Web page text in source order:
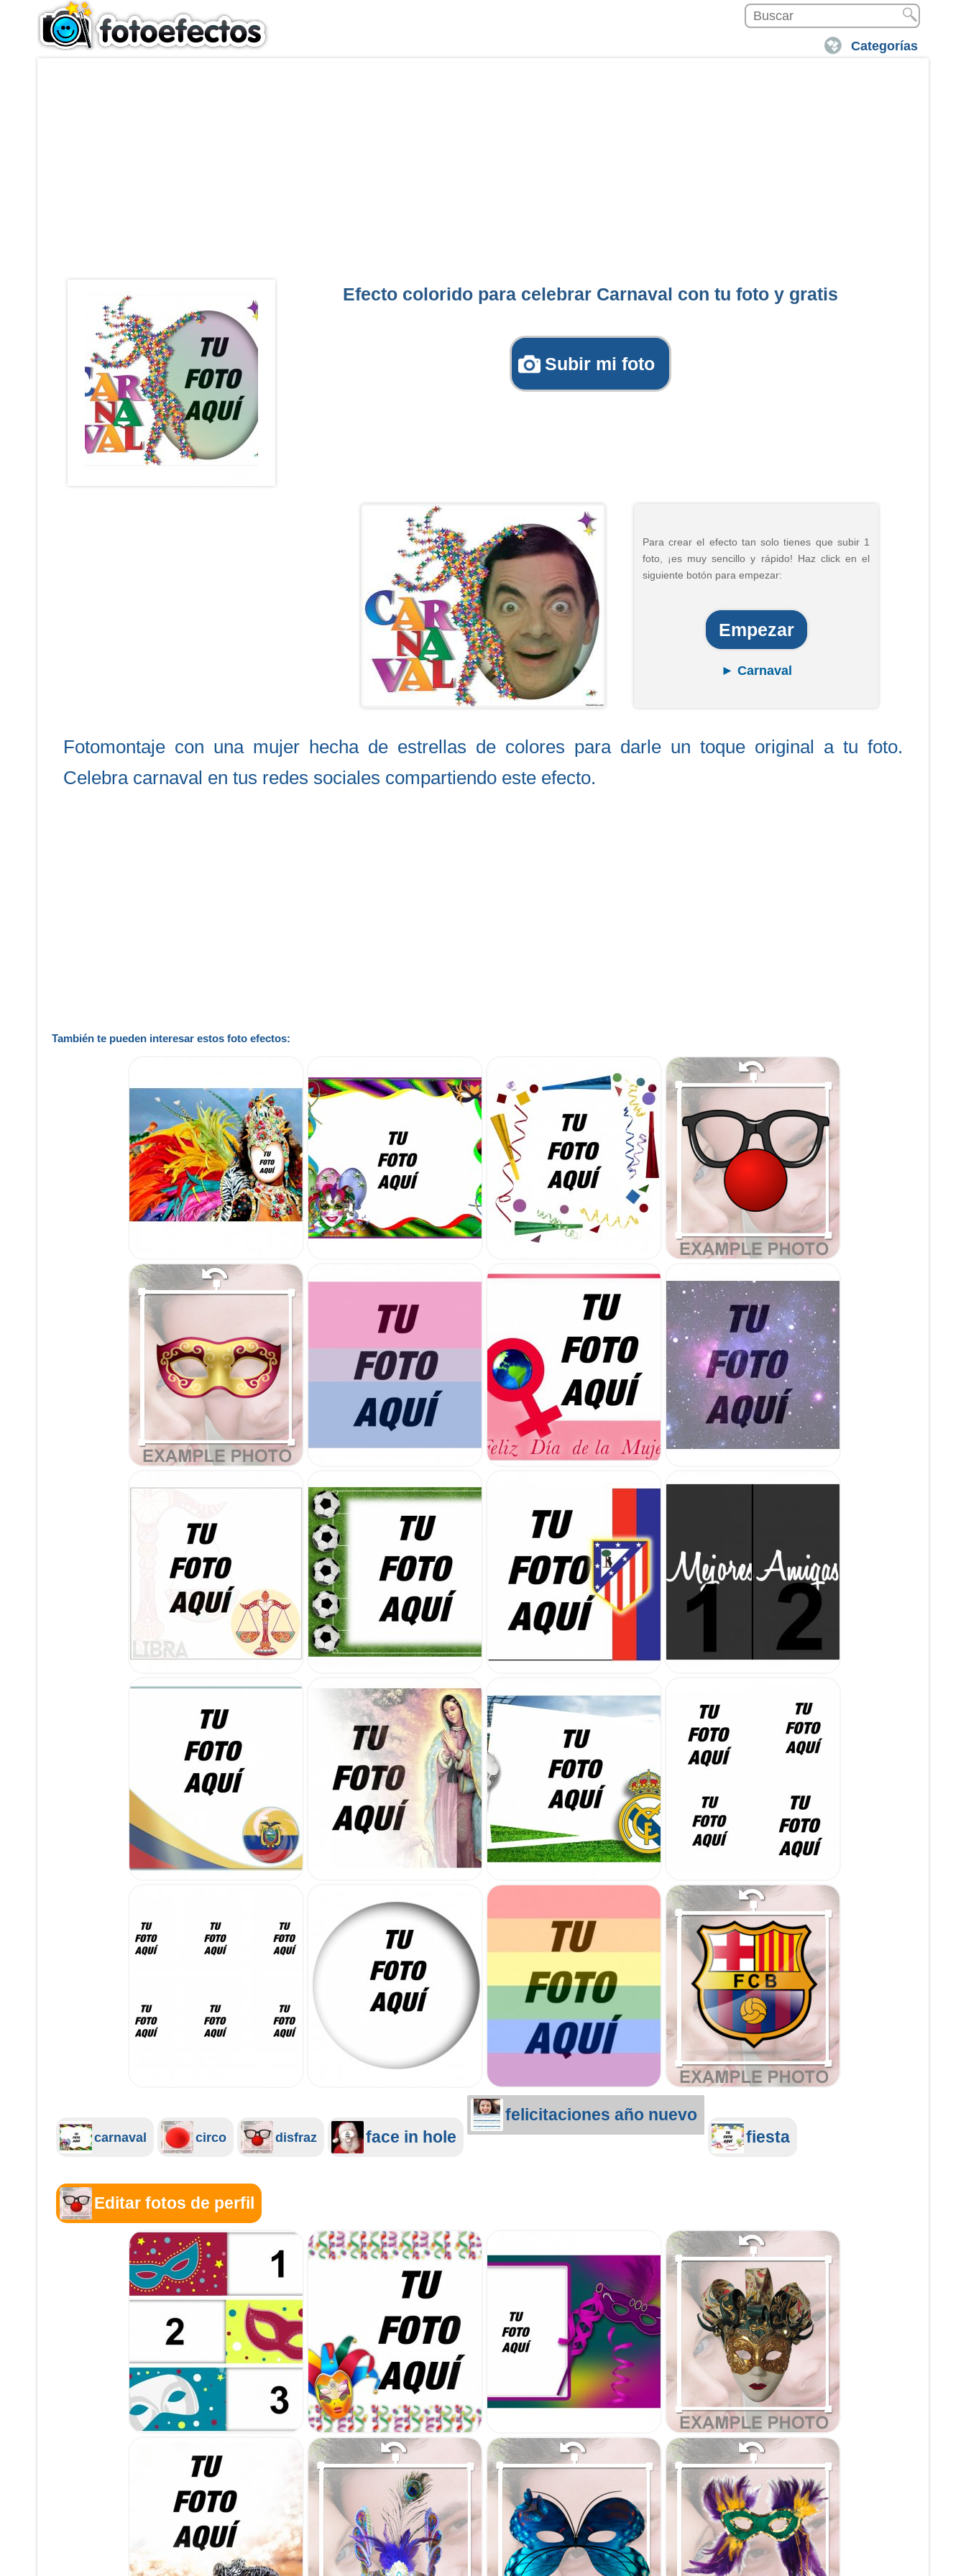
Categorías
Efecto colorido para celebrar Carnaval con tu foto y gratis
Subir mi foto
Para crear el efecto tan solo tienes que subir 1
foto, ¡es muy sencillo y rápido! Haz click en el
siguiente botón para empezar:
Empezar
► Carnaval
Fotomontaje con una mujer hecha de estrellas de colores para darle un toque original a tu foto.
Celebra carnaval en tus redes sociales compartiendo este efecto.
También te pueden interesar estos foto efectos:
carnaval circo disfraz face in hole
felicitaciones año nuevo
fiesta
Editar fotos de perfil